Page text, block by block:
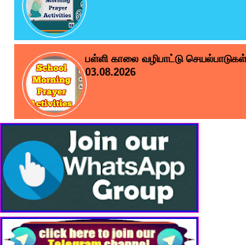
பள்ளி காலை வழிபாட்டு
03.08.2026